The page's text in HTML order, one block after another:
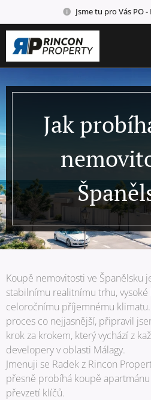
Jsme tu pro Vás PO -
Jak
Koupě nemovitosti ve Španělsku
stabilnímu realitnímu trhu, vysoké
celoročnímu příjemnému
proces co nejjasnější, připravil
krok za krokem, který vychází z
developery v oblasti Málagy.
Jmenuji se Radek z Rincon
přesně probíhá koupě
převzetí klíčů.